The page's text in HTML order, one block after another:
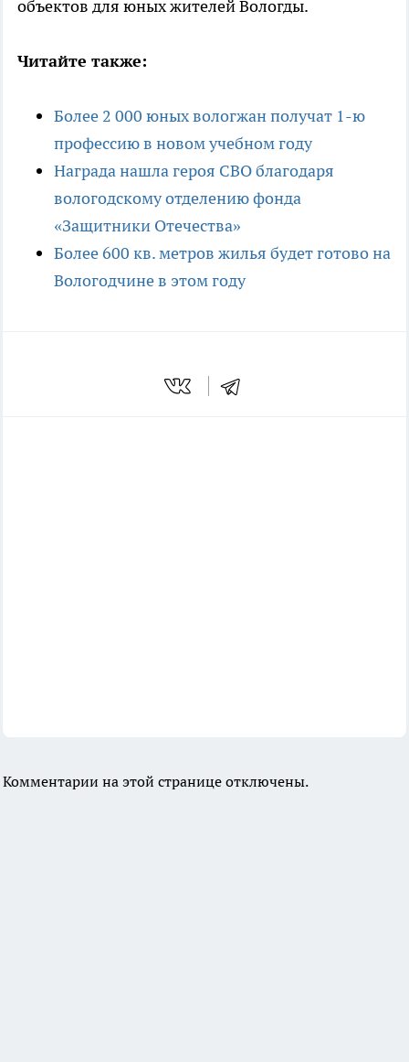
объектов для юных жителей Вологды.
Читайте также:
Более 2 000 юных вологжан получат 1-ю
профессию в новом учебном году
Награда нашла героя СВО благодаря
вологодскому отделению фонда
«Защитники Отечества»
Более 600 кв. метров жилья будет готово на
Вологодчине в этом году
Комментарии на этой странице отключены.